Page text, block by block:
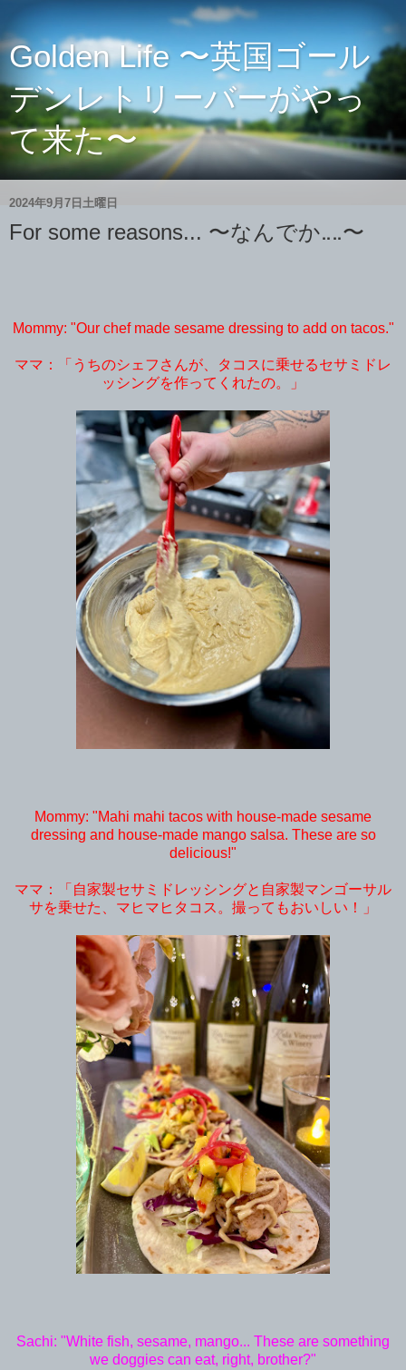
Golden Life 〜英国ゴール
デンレトリーバーがやっ
て来た〜
2024年9月7日土曜日
For some reasons... 〜なんでか‥‥〜
Mommy: "Our chef made sesame dressing to add on tacos."
ママ：「うちのシェフさんが、タコスに乗せるセサミドレ
ッシングを作ってくれたの。」
Mommy: "Mahi mahi tacos with house-made sesame
dressing and house-made mango salsa. These are so
delicious!"
ママ：「自家製セサミドレッシングと自家製マンゴーサル
サを乗せた、マヒマヒタコス。撮ってもおいしい！」
Sachi: "White fish, sesame, mango... These are something
we doggies can eat, right, brother?"